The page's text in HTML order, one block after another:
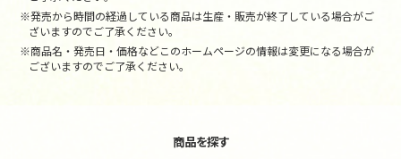
※発売から時間の経過している商品は生産・販売が終了している場合がご
ざいますのでご了承ください。
※商品名・発売日・価格などこのホームページの情報は変更になる場合が
ございますのでご了承ください。
商品を探す